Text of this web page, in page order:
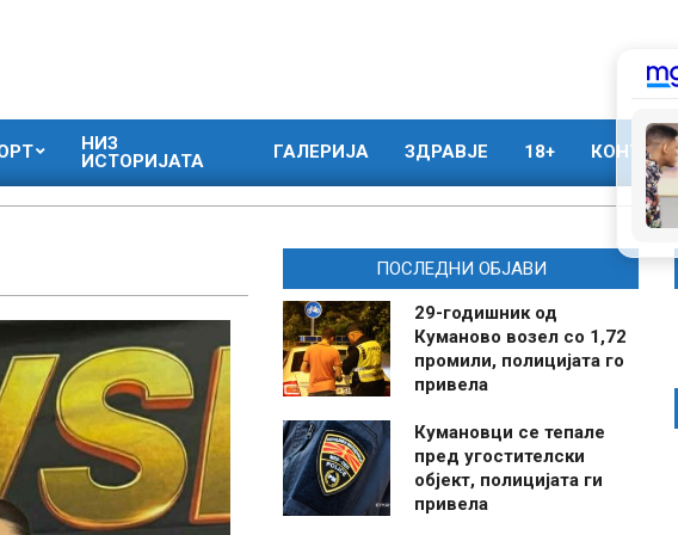
НИЗ
ИСТОРИЈАТА
ГАЛЕРИЈА ЗДРАВЈЕ 18+ КОНТАКТ
ПОСЛЕДНИ ОБЈАВИ
29-годишник од
Куманово возел со 1,72
промили, полицијата го
привела
Кумановци се тепале
пред угостителски
објект, полицијата ги
привела